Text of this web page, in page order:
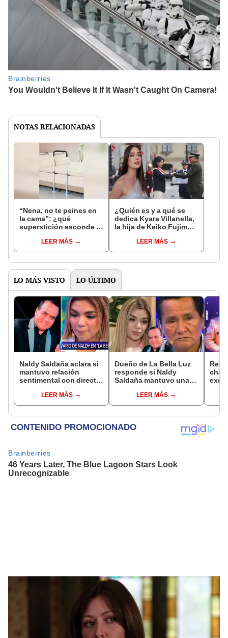
NOTAS RELACIONADAS
“Nena, no te peines en
la cama”: ¿qué
superstición esconde la
Enanitos Verdes?
LEER MÁS
¿Quién es y a qué se
dedica Kyara Villanella,
la hija de Keiko Fujimori
nivel nacional?
LEER MÁS
LO MÁS VISTO LO ÚLTIMO
Naldy Saldaña aclara si
mantuvo relación
sentimental con director
denunciarlo por
tocamientos: “Me
LEER MÁS
Dueño de La Bella Luz
responde si Naldy
Saldaña mantuvo una
exdirector musical: “No
me consta”
LEER MÁS